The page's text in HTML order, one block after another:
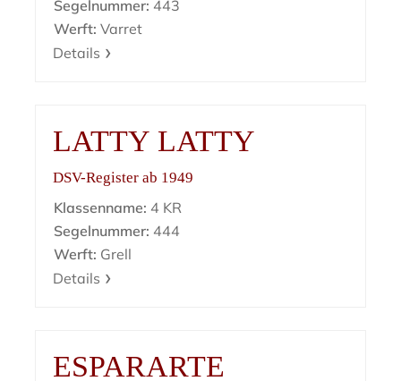
Segelnummer: 443
Werft: Varret
Details
LATTY LATTY
DSV-Register ab 1949
Klassenname: 4 KR
Segelnummer: 444
Werft: Grell
Details
ESPARARTE